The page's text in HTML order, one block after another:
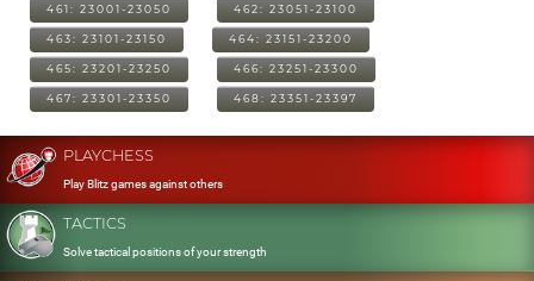
461: 23001-23050 462: 23051-23100
463: 23101-23150 464: 23151-23200
465: 23201-23250 466: 23251-23300
467: 23301-23350 468: 23351-23397
PLAYCHESS
Play Blitz games against others
TACTICS
Solve tactical positions of your strength